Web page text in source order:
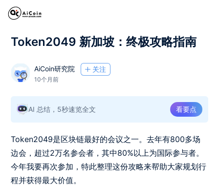
Token2049 新加坡：终极攻略指南
AiCoin研究院 关注
10个月前
AI 总结，5秒速览全文 看要点
Token2049是区块链最好的会议之一。去年有800多场
边会，超过2万名参会者，其中80%以上为国际参与者。
今年我要再次参加，特此整理这份攻略来帮助大家规划行
程并获得最大价值。